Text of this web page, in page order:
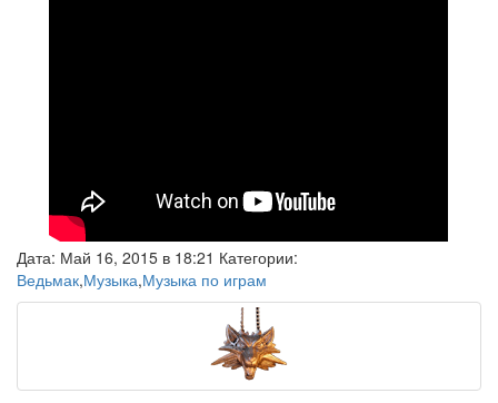
Дата: Май 16, 2015 в 18:21 Категории:
Ведьмак,Музыка,Музыка по играм